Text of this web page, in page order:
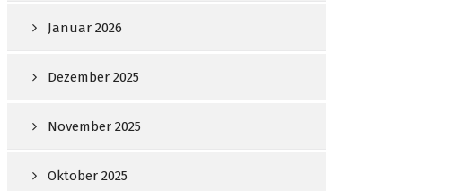
Januar 2026
Dezember 2025
November 2025
Oktober 2025